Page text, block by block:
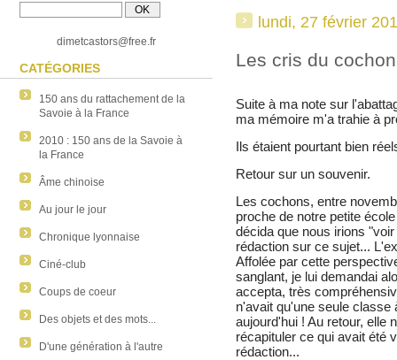
dimetcastors@free.fr
CATÉGORIES
150 ans du rattachement de la
Savoie à la France
2010 : 150 ans de la Savoie à
la France
Âme chinoise
Au jour le jour
Chronique lyonnaise
Ciné-club
Coups de coeur
Des objets et des mots...
D'une génération à l'autre
lundi, 27 février
Les cris du
Suite à ma note sur
ma mémoire m'a trahie à
Ils étaient pourtant bien
Retour sur un souvenir.
Les cochons, entre
proche de notre petite
décida que nous irions
rédaction sur ce sujet...
Affolée par cette
sanglant, je lui demandai
accepta, très
n'avait qu'une seule
aujourd'hui ! Au retour, elle
récapituler ce qui avait été
rédaction...